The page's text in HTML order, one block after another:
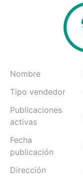
Nombre
Tipo vendedor
Publicaciones
activas
Fecha
publicación
Dirección